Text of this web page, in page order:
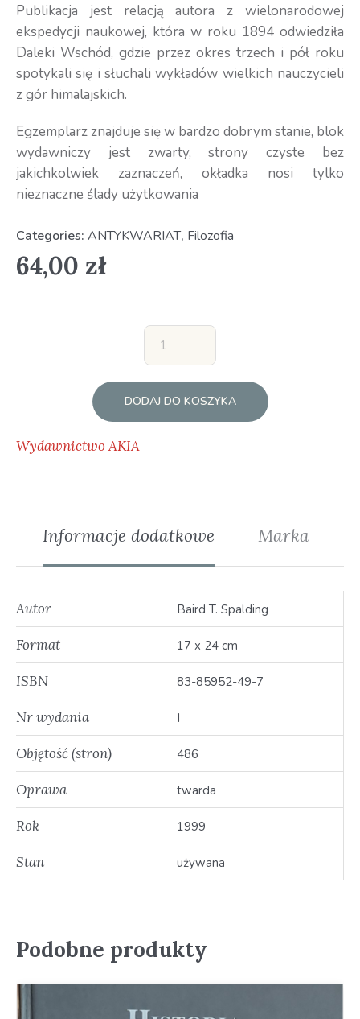
Publikacja jest relacją autora z wielonarodowej
ekspedycji naukowej, która w roku 1894 odwiedziła
Daleki Wschód, gdzie przez okres trzech i pół roku
spotykali się i słuchali wykładów wielkich nauczycieli
z gór himalajskich.
Egzemplarz znajduje się w bardzo dobrym stanie, blok
wydawniczy jest zwarty, strony czyste bez
jakichkolwiek zaznaczeń, okładka nosi tylko
nieznaczne ślady użytkowania
Categories: ANTYKWARIAT, Filozofia
64,00 zł
DODAJ DO KOSZYKA
Wydawnictwo AKIA
Informacje dodatkowe Marka
Autor Baird T. Spalding
Format 17 x 24 cm
ISBN 83-85952-49-7
Nr wydania I
Objętość (stron) 486
Oprawa twarda
Rok 1999
Stan używana
Podobne produkty